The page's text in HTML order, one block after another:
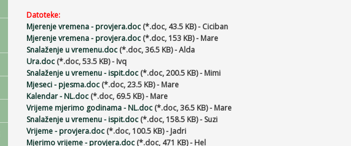
Datoteke:
Mjerenje vremena - provjera.doc (*.doc, 43.5 KB) - Ciciban
Mjerenje vremena - provjera.doc (*.doc, 153 KB) - Mare
Snalaženje u vremenu.doc (*.doc, 36.5 KB) - Alda
Ura.doc (*.doc, 53.5 KB) - Ivq
Snalaženje u vremenu - ispit.doc (*.doc, 200.5 KB) - Mimi
Mjeseci - pjesma.doc (*.doc, 23.5 KB) - Mare
Kalendar - NL.doc (*.doc, 69.5 KB) - Mare
Vrijeme mjerimo godinama - NL.doc (*.doc, 36.5 KB) - Mare
Snalaženje u vremenu - ispit.doc (*.doc, 158.5 KB) - Suzi
Vrijeme - provjera.doc (*.doc, 100.5 KB) - Jadri
Mjerimo vrijeme - provjera.doc (*.doc, 471 KB) - Hel